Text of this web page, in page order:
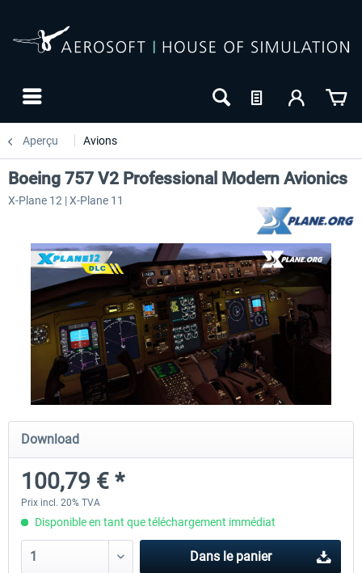
Aperçu Avions
Diamond DA-62
38,27 € *
Cessna 208 Grand Caravan
Boeing 757 V2 Professional Modern Avionics
X-Plane 12 | X-Plane 11
Download
100,79 € *
Prix incl. 20% TVA
Disponible en tant que téléchargement immédiat
Dans le panier